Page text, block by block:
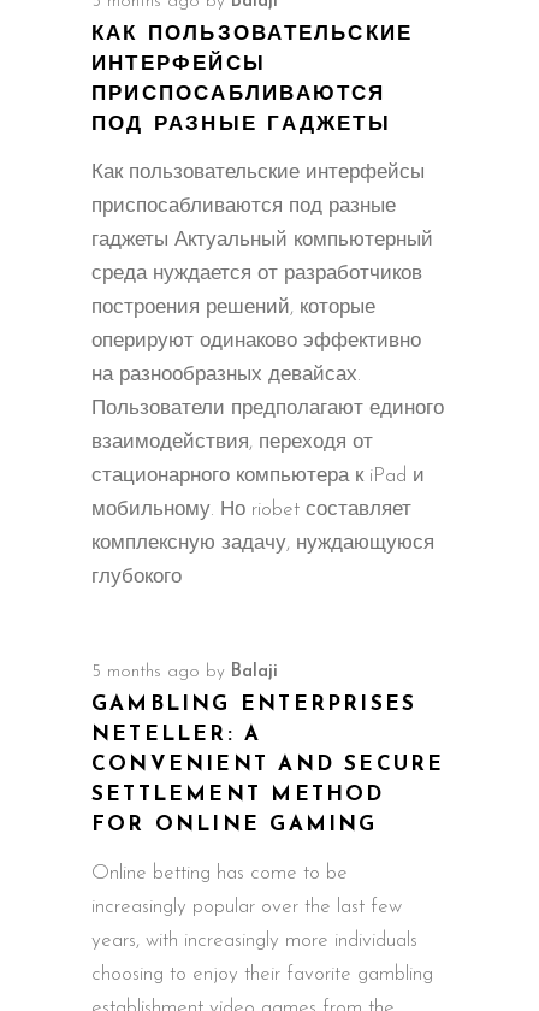
КАК ПОЛЬЗОВАТЕЛЬСКИЕ
ИНТЕРФЕЙСЫ
ПРИСПОСАБЛИВАЮТСЯ
ПОД РАЗНЫЕ ГАДЖЕТЫ
Как пользовательские интерфейсы
приспосабливаются под разные
гаджеты Актуальный компьютерный
среда нуждается от разработчиков
построения решений, которые
оперируют одинаково эффективно
на разнообразных девайсах.
Пользователи предполагают единого
взаимодействия, переходя от
стационарного компьютера к iPad и
мобильному. Но riobet составляет
комплексную задачу, нуждающуюся
глубокого
5 months ago by Balaji
GAMBLING ENTERPRISES
NETELLER: A
CONVENIENT AND SECURE
SETTLEMENT METHOD
FOR ONLINE GAMING
Online betting has come to be
increasingly popular over the last few
years, with increasingly more individuals
choosing to enjoy their favorite gambling